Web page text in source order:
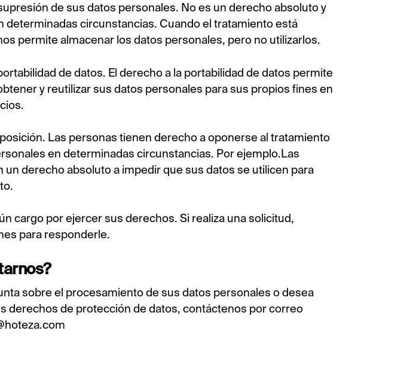
de sus datos personales. No es un derecho absoluto y
determinadas circunstancias. Cuando el tratamiento está
permite almacenar los datos personales, pero no utilizarlos.
de datos. El derecho a la portabilidad de datos permite
y reutilizar sus datos personales para sus propios fines en
Las personas tienen derecho a oponerse al tratamiento
en determinadas circunstancias. Por ejemplo.Las
un derecho absoluto a impedir que sus datos se utilicen para
cargo por ejercer sus derechos. Si realiza una solicitud,
para responderle.
sobre el procesamiento de sus datos personales o desea
derechos de protección de datos, contáctenos por correo